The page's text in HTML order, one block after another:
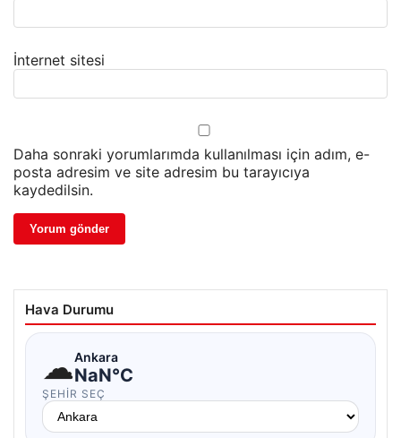
İnternet sitesi
Daha sonraki yorumlarımda kullanılması için adım, e-
posta adresim ve site adresim bu tarayıcıya
kaydedilsin.
Hava Durumu
☁Ankara
NaN°C
ŞEHIR SEÇ